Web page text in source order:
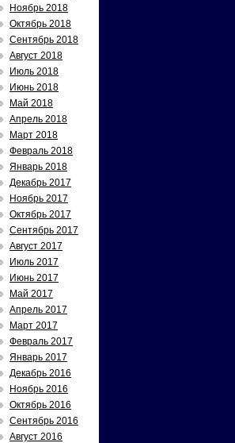
Ноябрь 2018
Октябрь 2018
Сентябрь 2018
Август 2018
Июль 2018
Июнь 2018
Май 2018
Апрель 2018
Март 2018
Февраль 2018
Январь 2018
Декабрь 2017
Ноябрь 2017
Октябрь 2017
Сентябрь 2017
Август 2017
Июль 2017
Июнь 2017
Май 2017
Апрель 2017
Март 2017
Февраль 2017
Январь 2017
Декабрь 2016
Ноябрь 2016
Октябрь 2016
Сентябрь 2016
Август 2016